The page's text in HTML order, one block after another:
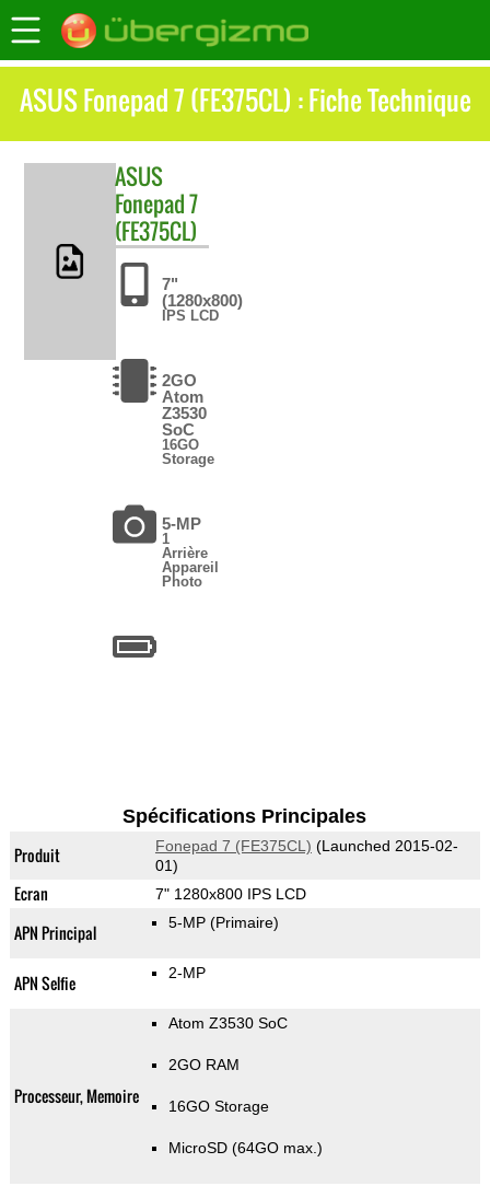
ASUS Fonepad 7 (FE375CL) : Fiche Technique
ASUS
Fonepad 7
(FE375CL)
7"
(1280x800)
IPS LCD
2GO
Atom
Z3530
SoC
16GO
Storage
5-MP
1
Arrière
Appareil
Photo
Spécifications Principales
Produit Fonepad 7 (FE375CL) (Launched 2015-02-
01)
Ecran 7" 1280x800 IPS LCD
APN Principal 5-MP (Primaire)
APN Selfie 2-MP
Processeur, Memoire
Atom Z3530 SoC
2GO RAM
16GO Storage
MicroSD (64GO max.)